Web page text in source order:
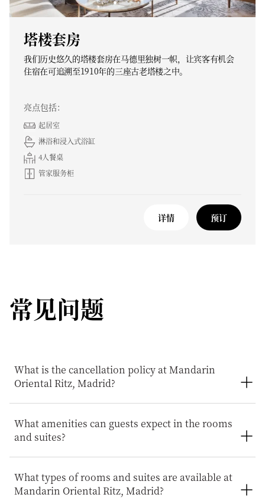
塔楼套房
我们历史悠久的塔楼套房在马德里独树一帜，让宾客有机会
住宿在可追溯至1910年的三座古老塔楼之中。
亮点包括：
起居室
淋浴和浸入式浴缸
4人餐桌
管家服务柜
详情 预订
常见问题
What is the cancellation policy at Mandarin
Oriental Ritz, Madrid?
offer, or booking conditions selected at the time of
reservation. Guests are advised to review the specific
reservation, the hotel’s reservations team will be
pleased to help.
What amenities can guests expect in the rooms
and suites?
bathrooms, high‑quality bath amenities, in‑room
technology, and personalised service. Many
What types of rooms and suites are available at
Mandarin Oriental Ritz, Madrid?